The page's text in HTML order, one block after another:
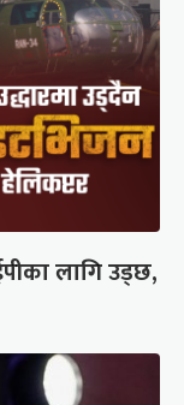
लागि उड्छ,